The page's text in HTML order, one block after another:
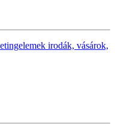
irodák, vásárok,